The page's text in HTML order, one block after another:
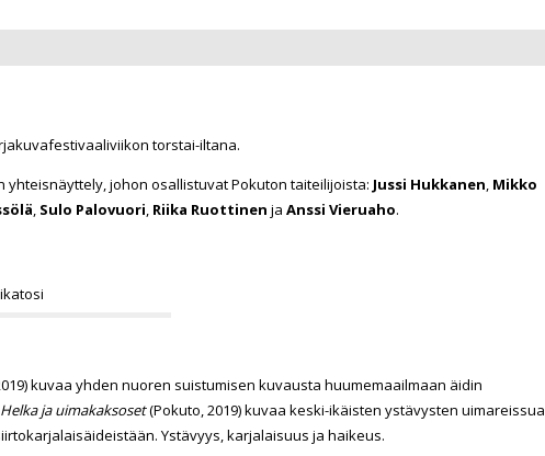
torstai-iltana.
johon osallistuvat Pokuton taiteilijoista: Jussi Hukkanen, Mikko
, Sulo Palovuori, Riika Ruottinen ja Anssi Vieruaho.
kuvaa yhden nuoren suistumisen kuvausta huumemaailmaan äidin
ja uimakaksoset(Pokuto, 2019) kuvaa keski-ikäisten ystävysten uimareissua
Ystävyys, karjalaisuus ja haikeus.